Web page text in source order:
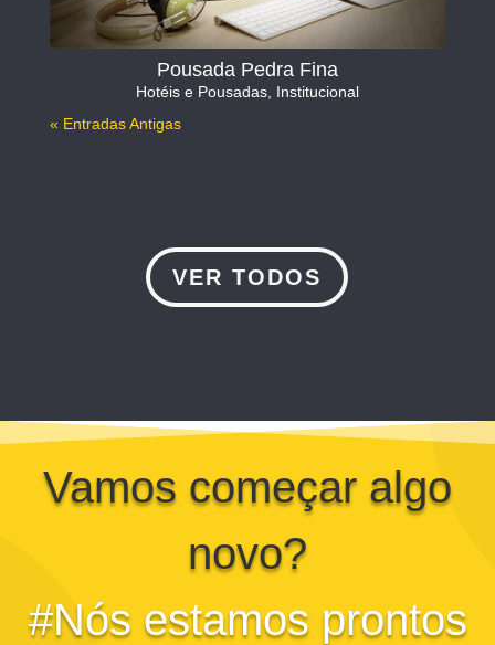
Pousada Pedra Fina
Hotéis e Pousadas, Institucional
« Entradas Antigas
VER TODOS
Vamos começar algo
novo?
#Nós estamos prontos